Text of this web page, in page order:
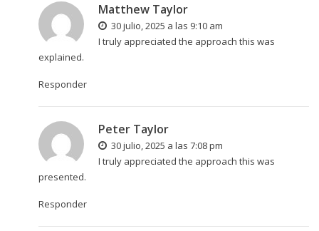
Matthew Taylor
30 julio, 2025 a las 9:10 am
I truly appreciated the approach this was
explained.
Responder
Peter Taylor
30 julio, 2025 a las 7:08 pm
I truly appreciated the approach this was
presented.
Responder